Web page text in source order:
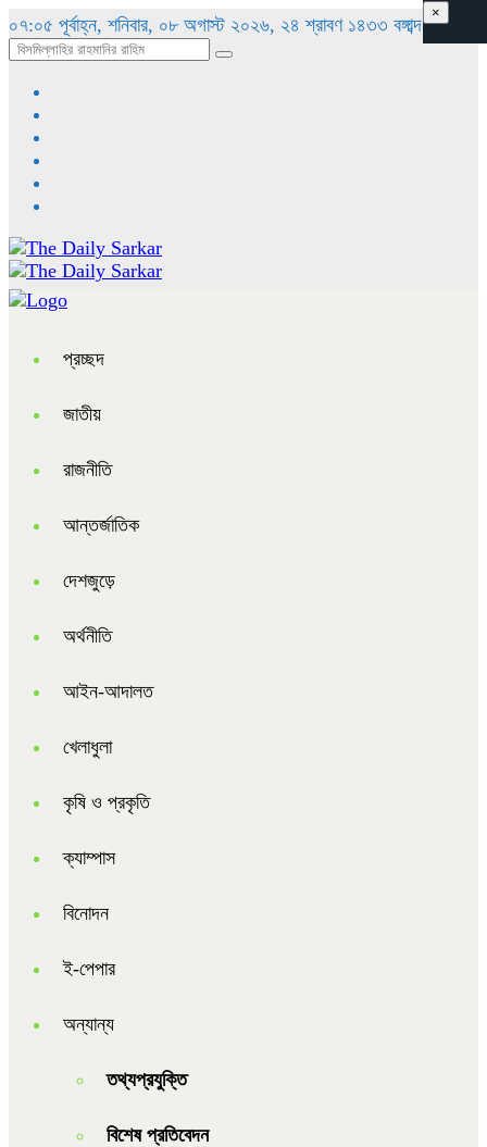
০৭:০৫ পূর্বাহ্ন, শনিবার, ০৮ অগাস্ট ২০২৬, ২৪ শ্রাবণ ১৪৩৩ বঙ্গাব্দ
প্রচ্ছদ
জাতীয়
রাজনীতি
আন্তর্জাতিক
দেশজুড়ে
অর্থনীতি
আইন-আদালত
খেলাধুলা
কৃষি ও প্রকৃতি
ক্যাম্পাস
বিনোদন
ই-পেপার
অন্যান্য
তথ্যপ্রযুক্তি
বিশেষ প্রতিবেদন
×